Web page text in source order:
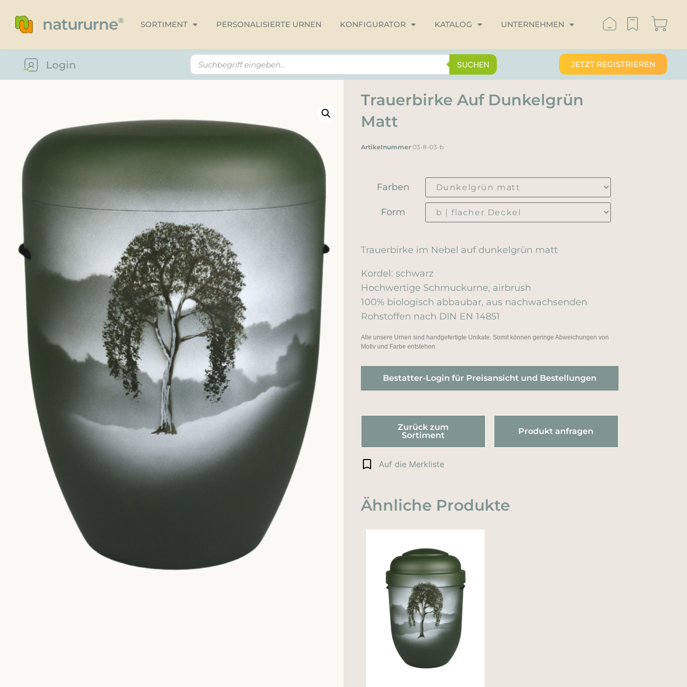
natururne® SORTIMENT PERSONALISIERTE URNEN KONFIGURATOR KATALOG UNTERNEHMEN
SUCHEN JETZT REGISTRIEREN
Login
Trauerbirke Auf Dunkelgrün
Matt
Artikelnummer 03-8-03-b
Farben
Form
Trauerbirke im Nebel auf dunkelgrün matt
Kordel: schwarz
Hochwertige Schmuckurne, airbrush
100% biologisch abbaubar, aus nachwachsenden
Rohstoffen nach DIN EN 14851
Alle unsere Urnen sind handgefertigte Unikate. Somit können geringe Abweichungen von
Motiv und Farbe entstehen.
Bestatter-Login für Preisansicht und Bestellungen
Zurück zum
Sortiment
Produkt anfragen
Auf die Merkliste
Ähnliche Produkte